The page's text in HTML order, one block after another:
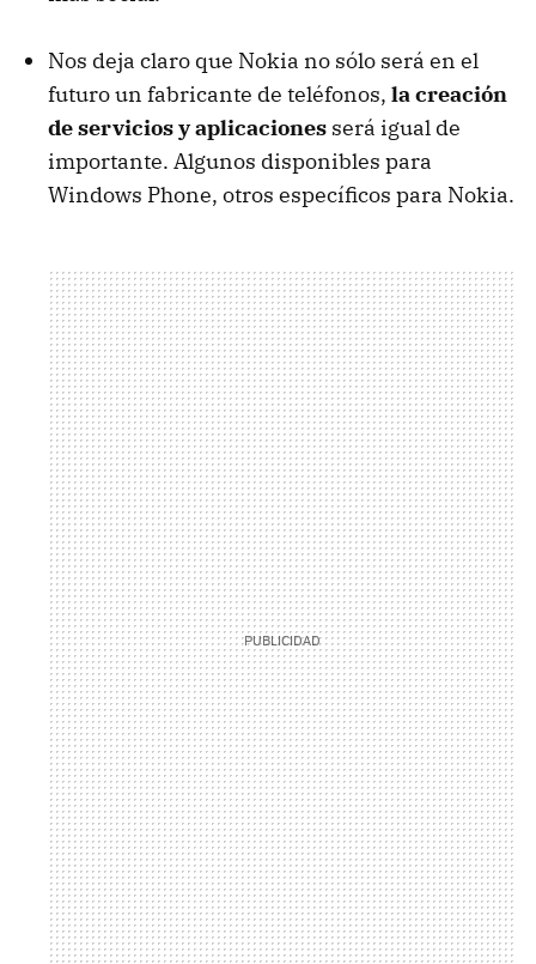
Nos deja claro que Nokia no sólo será en el
futuro un fabricante de teléfonos, la creación
de servicios y aplicaciones será igual de
importante. Algunos disponibles para
Windows Phone, otros específicos para Nokia.